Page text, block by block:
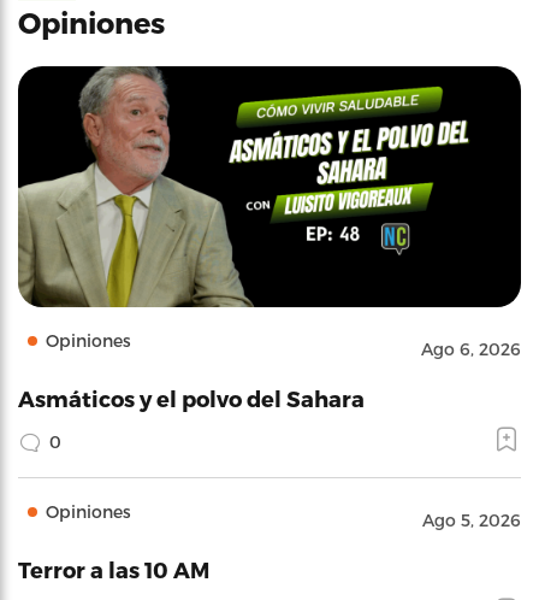
Opiniones
Opiniones Ago 6, 2026
Asmáticos y el polvo del Sahara
0
Opiniones Ago 5, 2026
Terror a las 10 AM